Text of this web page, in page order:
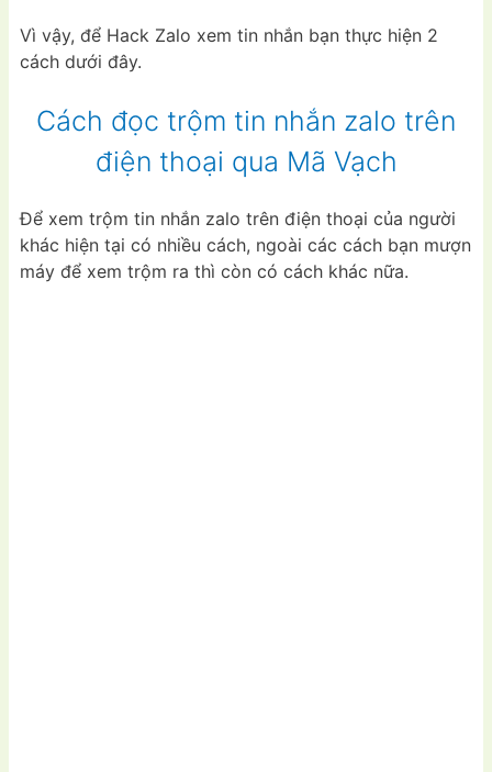
Vì vậy, để Hack Zalo xem tin nhắn bạn thực hiện 2
cách dưới đây.
Cách đọc trộm tin nhắn zalo trên
điện thoại qua Mã Vạch
Để xem trộm tin nhắn zalo trên điện thoại của người
khác hiện tại có nhiều cách, ngoài các cách bạn mượn
máy để xem trộm ra thì còn có cách khác nữa.